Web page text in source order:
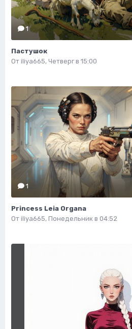
1
Пастушок
От iliya665, Четверг в 15:00
1
Princess Leia Organa
От iliya665, Понедельник в 04:52